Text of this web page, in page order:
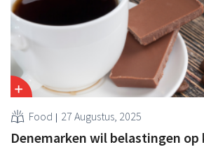
Food 27 Augustus, 2025
Denemarken wil belastingen op